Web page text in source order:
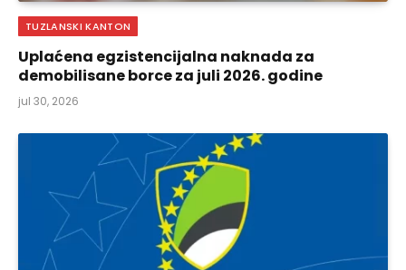
TUZLANSKI KANTON
Uplaćena egzistencijalna naknada za
demobilisane borce za juli 2026. godine
jul 30, 2026